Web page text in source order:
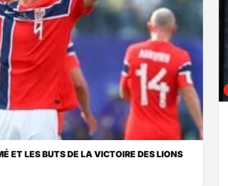
ET LES BUTS DE LA VICTOIRE DES LIONS